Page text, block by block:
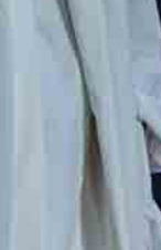
KONTAKTAI
PARTNERIAI
TEATRO
KARJERA